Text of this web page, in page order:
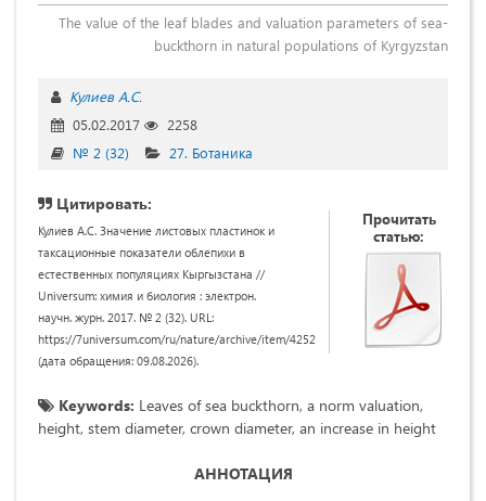
The value of the leaf blades and valuation parameters of sea-
buckthorn in natural populations of Kyrgyzstan
Кулиев А.С.
05.02.2017
2258
№ 2 (32)
27. Ботаника
Цитировать:
Кулиев А.С. Значение листовых пластинок и
таксационные показатели облепихи в
естественных популяциях Кыргызстана //
Universum: химия и биология : электрон.
научн. журн. 2017. № 2 (32). URL:
https://7universum.com/ru/nature/archive/item/4252
(дата обращения: 09.08.2026).
Прочитать
статью:
Keywords: Leaves of sea buckthorn, a norm valuation,
height, stem diameter, crown diameter, an increase in height
АННОТАЦИЯ